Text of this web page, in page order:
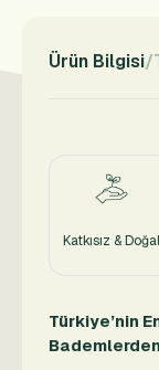
Ürün Bilgisi
Katkısız & Doğal
Türkiye’nin